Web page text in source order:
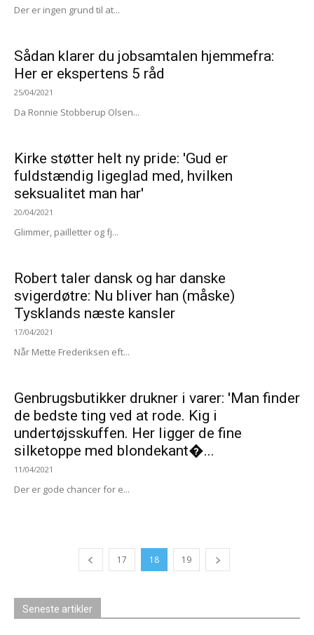
Der er ingen grund til at...
Sådan klarer du jobsamtalen hjemmefra:
Her er ekspertens 5 råd
25/04/2021
Da Ronnie Stobberup Olsen...
Kirke støtter helt ny pride: 'Gud er
fuldstændig ligeglad med, hvilken
seksualitet man har'
20/04/2021
Glimmer, pailletter og fj...
Robert taler dansk og har danske
svigerdøtre: Nu bliver han (måske)
Tysklands næste kansler
17/04/2021
Når Mette Frederiksen eft...
Genbrugsbutikker drukner i varer: 'Man finder
de bedste ting ved at rode. Kig i
undertøjsskuffen. Her ligger de fine
silketoppe med blondekant�...
11/04/2021
Der er gode chancer for e...
17 18 19
Seneste artikler